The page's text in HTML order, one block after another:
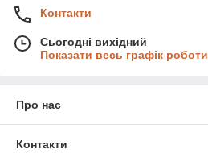
Контакти
Сьогодні вихідний
Показати весь графік роботи
Про нас
Контакти